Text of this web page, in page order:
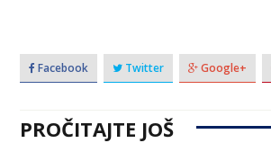
Facebook Twitter Google+
PROČITAJTE JOŠ